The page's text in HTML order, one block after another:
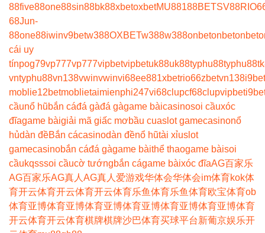
88five88one88sin88bk88xbetoxbetMU88188BETSV88
68Jun-
88one88iwinv9betw388OXBETw388w388onbetonbetonbet
cái uy
tínpog79vp777vp777vipbetvipbetuk88uk88typhu88typhu88
vntyphu88vn138vwinvwinvi68ee881xbetrio66zbetvn138
moblie12betmoblietaimienphi247vi68clupcf68clupvipbet
cầunổ hũbắn cáđá gàđá gàgame bàicasinosoi cầuxóc
đĩagame bàigiải mã giấc mơbầu cuaslot gamecasinonổ
hủdàn đềBắn cácasinodàn đềnổ hũtài xỉuslot
gamecasinobắn cáđá gàgame bàithể thaogame bàisoi
cầukqsssoi cầucờ tướngbắn cágame bàixóc đĩaAG百家乐
AG百家乐AG真人 AG真人 爱游戏华体会华体会im体育kok体
育开云体育开云体育开云体育乐鱼体育乐鱼体育欧宝体育ob
体育亚博体育亚博体育亚博体育亚博体育亚博体育亚博体育
开云体育开云体育棋牌棋牌沙巴体育买球平台新葡京娱乐开